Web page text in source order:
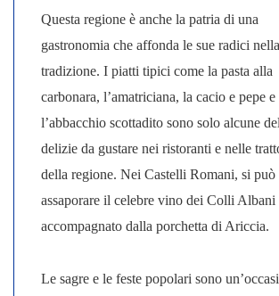
Questa regione è anche la patria di una
gastronomia che affonda le sue radici nella
tradizione. I piatti tipici come la pasta alla
carbonara, l’amatriciana, la cacio e pepe e
l’abbacchio scottadito sono solo alcune
delizie da gustare nei ristoranti e nelle
della regione. Nei Castelli Romani, si può
assaporare il celebre vino dei Colli Albani
accompagnato dalla porchetta di Ariccia.
Le sagre e le feste popolari sono